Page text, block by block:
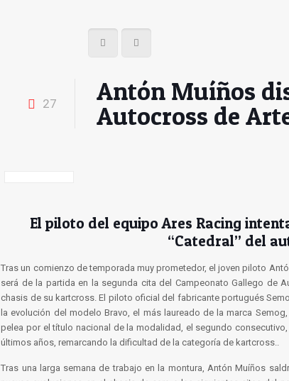
27
Antón Muíños
Autocross de
El piloto del equipo Ares Racing
“Catedral” del
Tras un comienzo de temporada muy prometedor, el joven piloto
será de la partida en la segunda cita del Campeonato Gallego de
chasis de su kartcross. El piloto oficial del fabricante portugués
la evolución del modelo Bravo, el más laureado de la marca
pelea por el título nacional de la modalidad, el segundo
últimos años, remarcando la dificultad de la categoría de kartcross..
Tras una larga semana de trabajo en la montura, Antón Muíños